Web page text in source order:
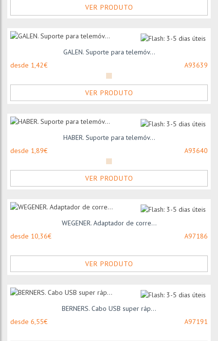
VER PRODUTO
GALEN. Suporte para telemóv...
desde 1,42€
A93639
VER PRODUTO
HABER. Suporte para telemóv...
desde 1,89€
A93640
VER PRODUTO
WEGENER. Adaptador de corre...
desde 10,36€
A97186
VER PRODUTO
BERNERS. Cabo USB super ráp...
desde 6,55€
A97191